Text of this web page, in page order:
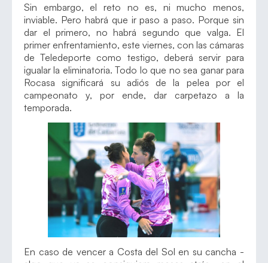
Sin embargo, el reto no es, ni mucho menos,
inviable. Pero habrá que ir paso a paso. Porque sin
dar el primero, no habrá segundo que valga. El
primer enfrentamiento, este viernes, con las cámaras
de Teledeporte como testigo, deberá servir para
igualar la eliminatoria. Todo lo que no sea ganar para
Rocasa significará su adiós de la pelea por el
campeonato y, por ende, dar carpetazo a la
temporada.
En caso de vencer a Costa del Sol en su cancha -